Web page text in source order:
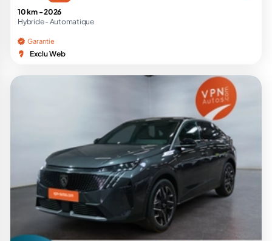
10 km -2026
Hybride - Automatique
Garantie
Exclu Web